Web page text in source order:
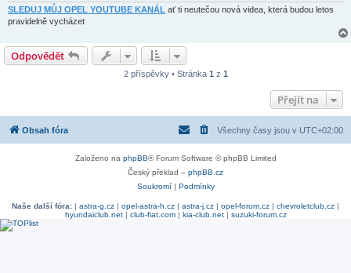
e
SLEDUJ MŮJ OPEL YOUTUBE KANÁL ať ti neutečou nová videa, která budou letos
pravidelně vycházet
Odpovědět
2 příspěvky • Stránka 1 z 1
Přejít na
Obsah fóra Všechny časy jsou v UTC+02:00
Založeno na phpBB® Forum Software © phpBB Limited
Český překlad – phpBB.cz
Soukromí| Podmínky
Naše další fóra: | astra-g.cz | opel-astra-h.cz | astra-j.cz | opel-forum.cz | chevroletclub.cz |
hyundaiclub.net| club-fiat.com| kia-club.net| suzuki-forum.cz